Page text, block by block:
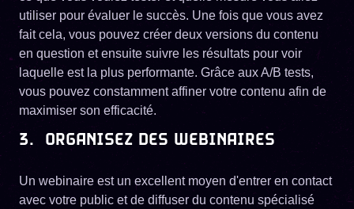
utiliser pour évaluer le succès. Une fois que vous avez
fait cela, vous pouvez créer deux versions du contenu
en question et ensuite suivre les résultats pour voir
laquelle est la plus performante. Grâce aux A/B tests,
vous pouvez constamment affiner votre contenu afin de
maximiser son efficacité.
3. ORGANISEZ DES WEBINAIRES
Un webinaire est un excellent moyen d'entrer en contact
avec votre public et de diffuser du contenu spécialisé